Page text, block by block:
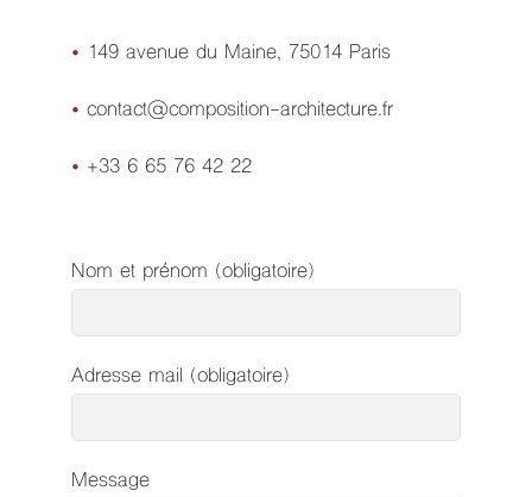
• 149 avenue du Maine, 75014 Paris
• contact@composition-architecture.fr
• +33 6 65 76 42 22
Nom et prénom (obligatoire)
Adresse mail (obligatoire)
Message